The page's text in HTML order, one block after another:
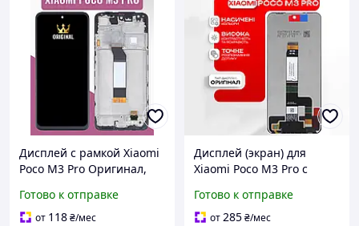
Дисплей с рамкой Xiaomi
Poco M3 Pro Оригинал,
Ксиоми Поко М3 Про, +
подарок (клей 15мл)
Готово к отправке
от 118₴/мес
Дисплей (экран) для
Xiaomi Poco M3 Pro с
оригинальный сенсор
экрана
Готово к отправке
от285₴/мес